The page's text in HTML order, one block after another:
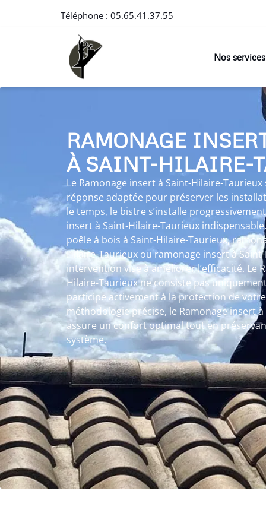
Téléphone : 05.65.41.37.55
Nos services
RAMONAGE
À SAINT-HILAIRE-
Le Ramonage insert à Saint-Hilaire-Taurieux
réponse adaptée pour préserver les
le temps, le bistre s’installe
insert à Saint-Hilaire-Taurieux indispensable.
poêle à bois à Saint-Hilaire-Taurieux,
Hilaire-Taurieux ou ramonage insert à
intervention vise à améliorer l’efficacité. Le
Hilaire-Taurieux ne consiste pas
participe activement à la protection de
méthodologie précise, le Ramonage insert
assure un confort optimal tout en
système.